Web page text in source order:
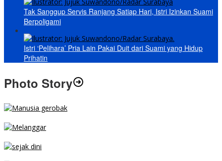
Tak Sanggup Servis Ranjang Satiap Hari, Istri Izinkan Suami
Berpoligami
Istri ‘Pelihara’ Pria Lain Pakai Duit dari Suami yang Hidup
Prihatin
Photo Story